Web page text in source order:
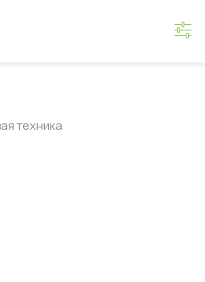
техника